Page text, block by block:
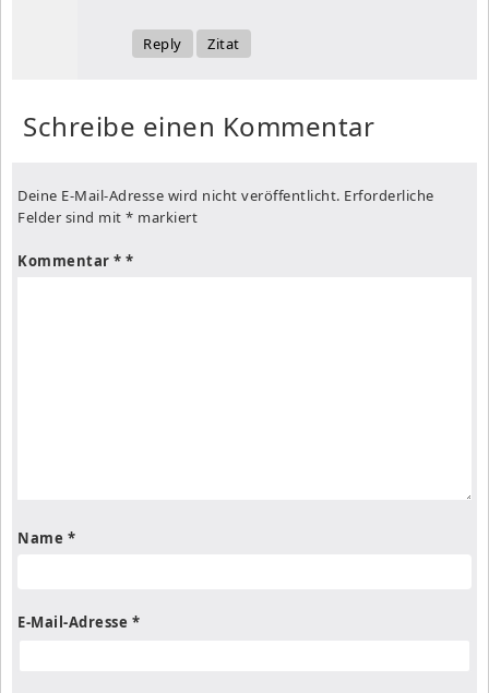
Reply Zitat
Schreibe einen Kommentar
Deine E-Mail-Adresse wird nicht veröffentlicht. Erforderliche
Felder sind mit * markiert
Kommentar *
Name *
E-Mail-Adresse *